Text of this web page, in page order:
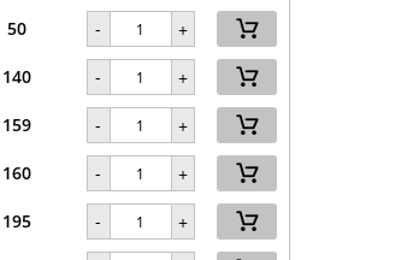
50 - +
140 - +
159 - +
160 - +
195 - +